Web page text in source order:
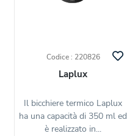
Codice : 220826
Laplux
Il bicchiere termico Laplux
ha una capacità di 350 ml ed
è realizzato in...